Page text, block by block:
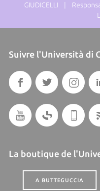
GIUDICELLI |
Suivre l'Università di
La boutique de
A BUTTEGUCCIA